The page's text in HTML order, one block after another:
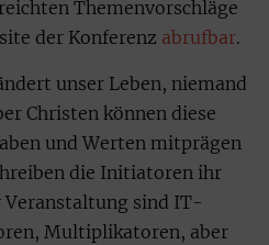
Themenvorschläge
der Konferenz abrufbar.
unser Leben, niemand
Christen können diese
und Werten mitprägen
die Initiatoren ihr
Veranstaltung sind IT-
Multiplikatoren, aber